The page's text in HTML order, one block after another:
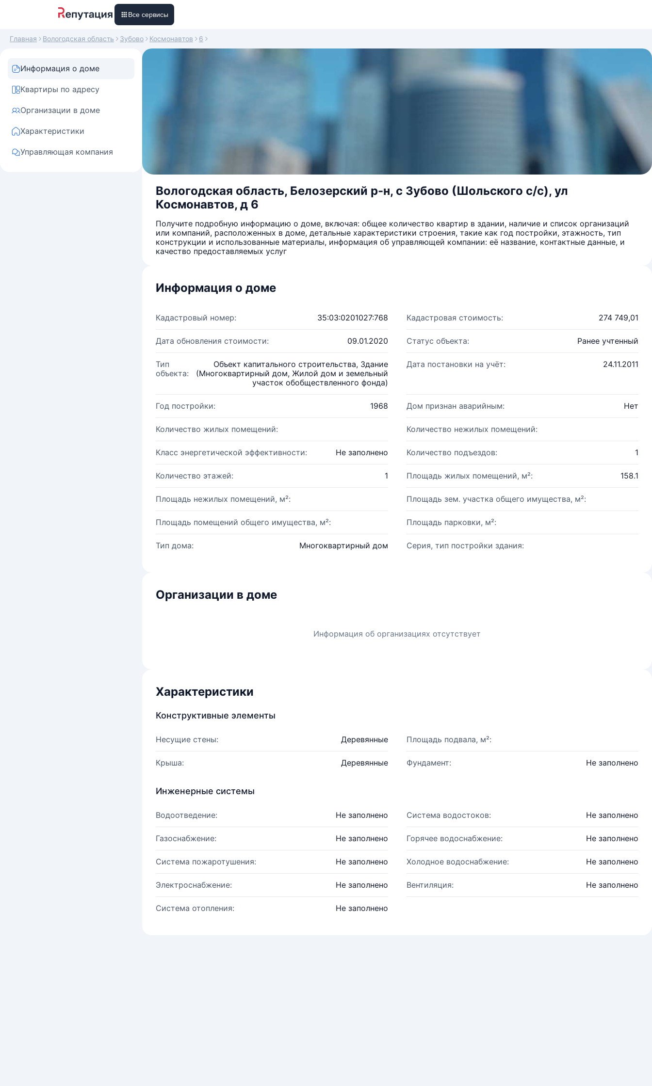
Все сервисы
Главная Вологодская область Зубово Космонавтов 6
Информация о доме
Квартиры по адресу
Организации в доме
Характеристики
Управляющая компания
Вологодская область, Белозерский р-н, с Зубово (Шольского с/с), ул
Космонавтов, д 6
Получите подробную информацию о доме, включая: общее количество квартир в здании, наличие и список организаций
или компаний, расположенных в доме, детальные характеристики строения, такие как год постройки, этажность, тип
конструкции и использованные материалы, информация об управляющей компании: её название, контактные данные, и
качество предоставляемых услуг
Информация о доме
Кадастровый номер: 35:03:0201027:768 Кадастровая стоимость: 274 749,01
Дата обновления стоимости: 09.01.2020 Статус объекта: Ранее учтенный
Тип
объекта:
Объект капитального строительства, Здание
(Многоквартирный дом, Жилой дом и земельный
участок обобществленного фонда)
Дата постановки на учёт: 24.11.2011
Год постройки: 1968 Дом признан аварийным: Нет
Количество жилых помещений: Количество нежилых помещений:
Класс энергетической эффективности: Не заполнено Количество подъездов: 1
Количество этажей: 1 Площадь жилых помещений, м²: 158.1
Площадь нежилых помещений, м²: Площадь зем. участка общего имущества, м²:
Площадь помещений общего имущества, м²: Площадь парковки, м²:
Тип дома: Многоквартирный дом Серия, тип постройки здания:
Организации в доме
Информация об организациях отсутствует
Характеристики
Конструктивные элементы
Несущие стены: Деревянные Площадь подвала, м²:
Крыша: Деревянные Фундамент: Не заполнено
Инженерные системы
Водоотведение: Не заполнено Система водостоков: Не заполнено
Газоснабжение: Не заполнено Горячее водоснабжение: Не заполнено
Система пожаротушения: Не заполнено Холодное водоснабжение: Не заполнено
Электроснабжение: Не заполнено Вентиляция: Не заполнено
Система отопления: Не заполнено